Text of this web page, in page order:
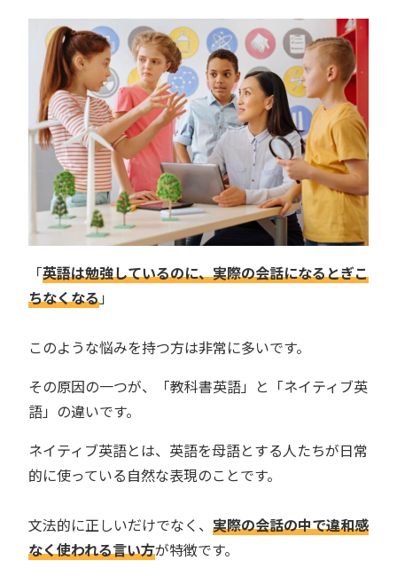
「英語は勉強しているのに、実際の会話になるとぎこ
ちなくなる」
このような悩みを持つ方は非常に多いです。
その原因の一つが、「教科書英語」と「ネイティブ英
語」の違いです。
ネイティブ英語とは、英語を母語とする人たちが日常
的に使っている自然な表現のことです。
文法的に正しいだけでなく、 実際の会話の中で違和感
なく使われる言い方が特徴です。